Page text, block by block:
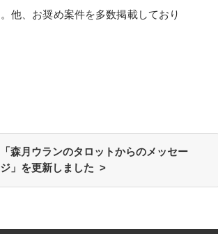
他、お奨め案件を多数掲載しており
「森月ウランのタロットからのメッセー
ジ」を更新しました >